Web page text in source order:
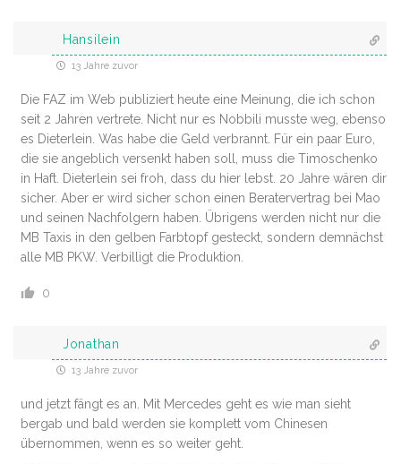
Hansilein
13 Jahre zuvor
Die FAZ im Web publiziert heute eine Meinung, die ich schon
seit 2 Jahren vertrete. Nicht nur es Nobbili musste weg, ebenso
es Dieterlein. Was habe die Geld verbrannt. Für ein paar Euro,
die sie angeblich versenkt haben soll, muss die Timoschenko
in Haft. Dieterlein sei froh, dass du hier lebst. 20 Jahre wären dir
sicher. Aber er wird sicher schon einen Beratervertrag bei Mao
und seinen Nachfolgern haben. Übrigens werden nicht nur die
MB Taxis in den gelben Farbtopf gesteckt, sondern demnächst
alle MB PKW. Verbilligt die Produktion.
0
Jonathan
13 Jahre zuvor
und jetzt fängt es an. Mit Mercedes geht es wie man sieht
bergab und bald werden sie komplett vom Chinesen
übernommen, wenn es so weiter geht.